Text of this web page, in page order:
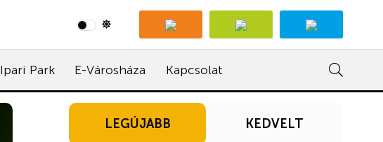
Ipari Park E-Városháza Kapcsolat
LEGÚJABB KEDVELT